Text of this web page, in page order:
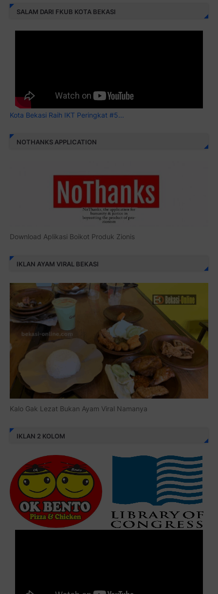
SALAM DARI FKUB KOTA BEKASI
Kota Bekasi Raih IKT Peringkat #5...
NOTHANKS APPLICATION
Download Aplikasi Boikot Produk Zionis
IKLAN AYAM VIRAL BEKASI
Kalo Gak Lezat Bukan Ayam Viral Namanya
IKLAN 2 KOLOM